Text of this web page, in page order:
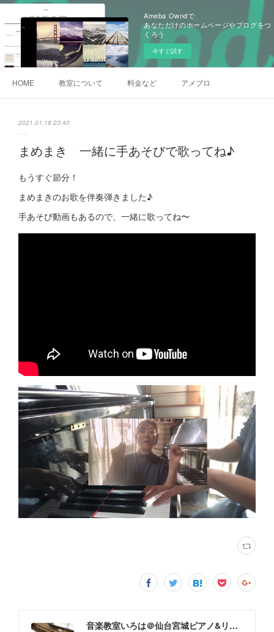
Ameba Owndで
あなただけのホームページやブログをつ
くろう
今すぐ試す
HOME 教室について 料金など アメブロ
2021.01.18 23:40
まめまき 一緒に手あそびで歌ってね♪
もうすぐ節分！
まめまきのお歌を伴奏弾きました♪
手あそび動画もあるので、一緒に歌ってね〜
音楽教室いろは＠仙台宮城ピアノ&リトミック(出張レッスン、オンラインレッスン対応)